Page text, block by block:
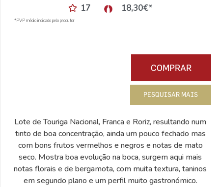
17 18,30€*
*PVP médio indicado pelo produtor
COMPRAR
PESQUISAR MAIS
Lote de Touriga Nacional, Franca e Roriz, resultando num
tinto de boa concentração, ainda um pouco fechado mas
com bons frutos vermelhos e negros e notas de mato
seco. Mostra boa evolução na boca, surgem aqui mais
notas florais e de bergamota, com muita textura, taninos
em segundo plano e um perfil muito gastronómico.